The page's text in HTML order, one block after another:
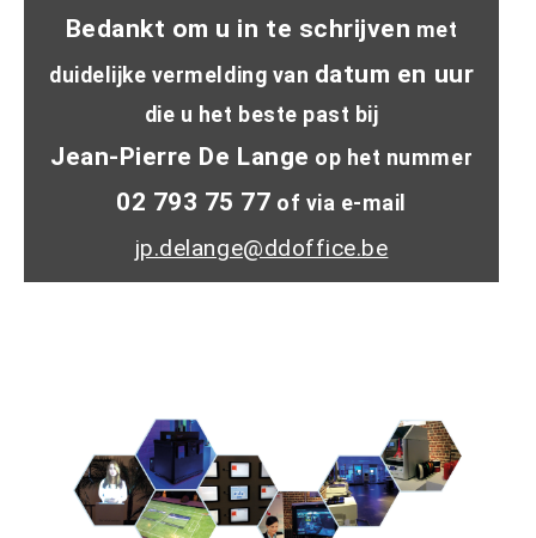
Bedankt om u in te schrijven met
duidelijke vermelding van datum en uur
die u het beste past bij
Jean-Pierre De Lange op het nummer
02 793 75 77 of via e-mail
jp.delange@ddoffice.be